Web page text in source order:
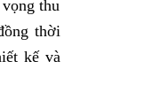
thu
thời
kế và